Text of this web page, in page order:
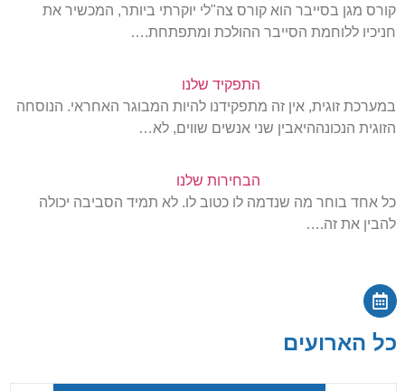
קורס מגן בסייבר הוא קורס צה"לי יוקרתי ביותר, המכשיר את
חניכיו ללוחמת הסייבר ההולכת ומתפתחת.…
התפקיד שלנו
במערכת זוגית, אין זה מתפקידנו להיות המבוגר האחראי. הנוסחה
הזוגית הנכונההיאבין שני אנשים שווים, לא…
הבחירות שלנו
כל אחד בוחר מה שנדמה לו כטוב לו. לא תמיד הסביבה יכולה
להבין את זה.…
כל הארועים